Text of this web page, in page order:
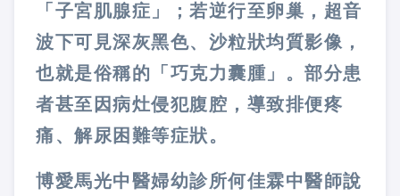
「子宮肌腺症」；若逆行至卵巢，超音
波下可見深灰黑色、沙粒狀均質影像，
也就是俗稱的「巧克力囊腫」。部分患
者甚至因病灶侵犯腹腔，導致排便疼
痛、解尿困難等症狀。
博愛馬光中醫婦幼診所何佳霖中醫師說